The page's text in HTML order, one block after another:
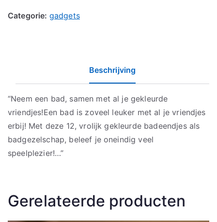
Categorie: gadgets
Beschrijving
“Neem een bad, samen met al je gekleurde
vriendjes!Een bad is zoveel leuker met al je vriendjes
erbij! Met deze 12, vrolijk gekleurde badeendjes als
badgezelschap, beleef je oneindig veel
speelplezier!…”
Gerelateerde producten